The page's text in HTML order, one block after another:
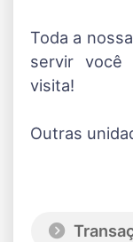
Toda a
servir você
visita!
Outras